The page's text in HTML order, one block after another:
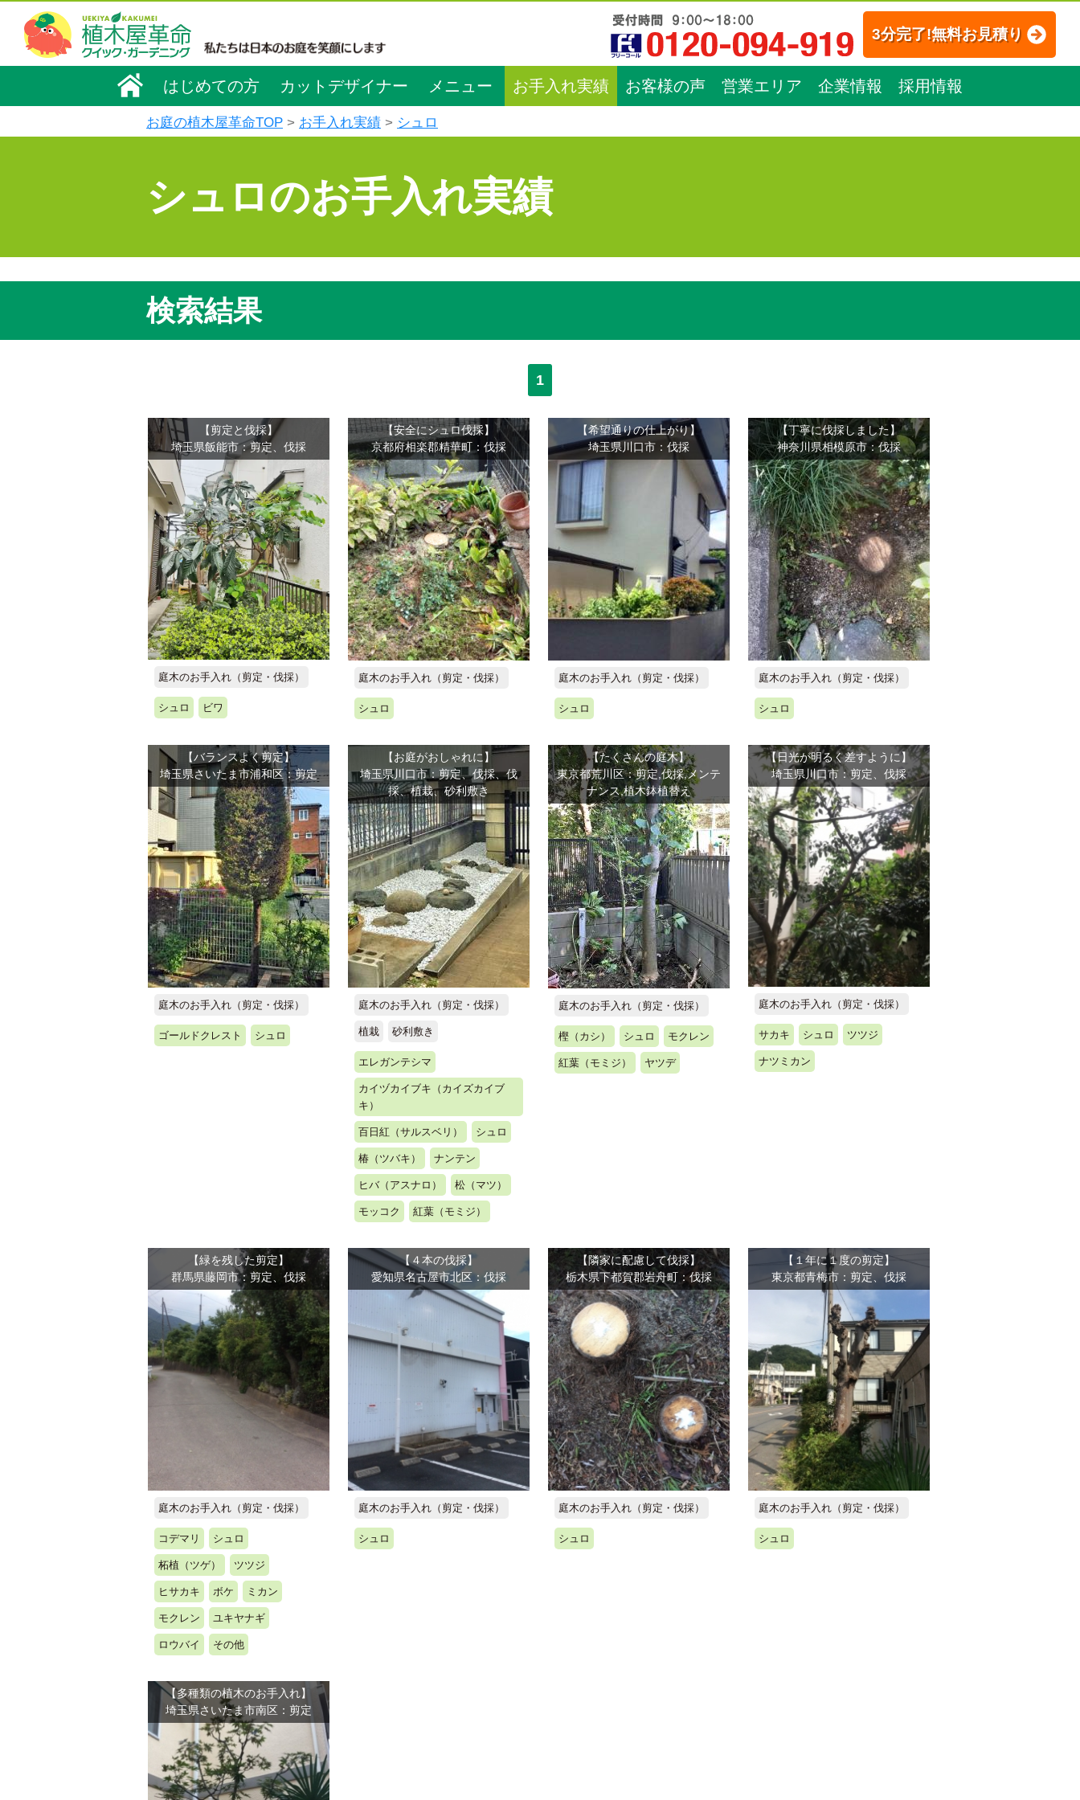
3分完了!無料お見積り
はじめての方 カットデザイナー メニュー お手入れ実績 お客様の声 営業エリア 企業情報 採用情報
お庭の植木屋革命TOP お手入れ実績 シュロ
シュロのお手入れ実績
検索結果
1
【剪定と伐採】
埼玉県飯能市：剪定、伐採
庭木のお手入れ（剪定・伐採）
シュロ ビワ
【安全にシュロ伐採】
京都府相楽郡精華町：伐採
庭木のお手入れ（剪定・伐採）
シュロ
【希望通りの仕上がり】
埼玉県川口市：伐採
庭木のお手入れ（剪定・伐採）
シュロ
【丁寧に伐採しました】
神奈川県相模原市：伐採
庭木のお手入れ（剪定・伐採）
シュロ
【バランスよく剪定】
埼玉県さいたま市浦和区：剪定
庭木のお手入れ（剪定・伐採）
ゴールドクレスト シュロ
【お庭がおしゃれに】
埼玉県川口市：剪定、伐採、伐
採、植栽、砂利敷き
庭木のお手入れ（剪定・伐採）
植栽 砂利敷き
エレガンテシマ
カイヅカイブキ（カイズカイブ
キ）
百日紅（サルスベリ） シュロ
椿（ツバキ） ナンテン
ヒバ（アスナロ） 松（マツ）
モッコク 紅葉（モミジ）
【たくさんの庭木】
東京都荒川区：剪定,伐採,メンテ
ナンス,植木鉢植替え
庭木のお手入れ（剪定・伐採）
樫（カシ） シュロ モクレン
紅葉（モミジ） ヤツデ
【日光が明るく差すように】
埼玉県川口市：剪定、伐採
庭木のお手入れ（剪定・伐採）
サカキ シュロ ツツジ
ナツミカン
【緑を残した剪定】
群馬県藤岡市：剪定、伐採
庭木のお手入れ（剪定・伐採）
コデマリ シュロ
柘植（ツゲ） ツツジ
ヒサカキ ボケ ミカン
モクレン ユキヤナギ
ロウバイ その他
【４本の伐採】
愛知県名古屋市北区：伐採
庭木のお手入れ（剪定・伐採）
シュロ
【隣家に配慮して伐採】
栃木県下都賀郡岩舟町：伐採
庭木のお手入れ（剪定・伐採）
シュロ
【１年に１度の剪定】
東京都青梅市：剪定、伐採
庭木のお手入れ（剪定・伐採）
シュロ
【多種類の植木のお手入れ】
埼玉県さいたま市南区：剪定